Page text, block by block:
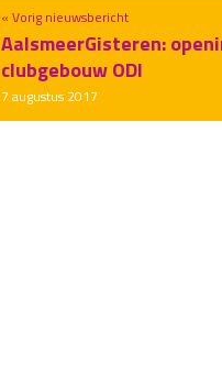
« Vorig nieuwsbericht
AalsmeerGisteren:
clubgebouw ODI
7 augustus 2017